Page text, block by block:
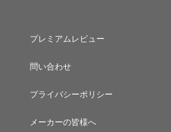
プレミアムレビュー
問い合わせ
プライバシーポリシー
メーカーの皆様へ